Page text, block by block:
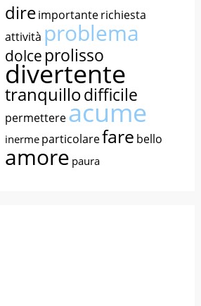
direimportanterichiesta
attività problema
dolce prolisso
divertente
tranquillodifficile
permettereacume
inerme particolarefare bello
amore paura